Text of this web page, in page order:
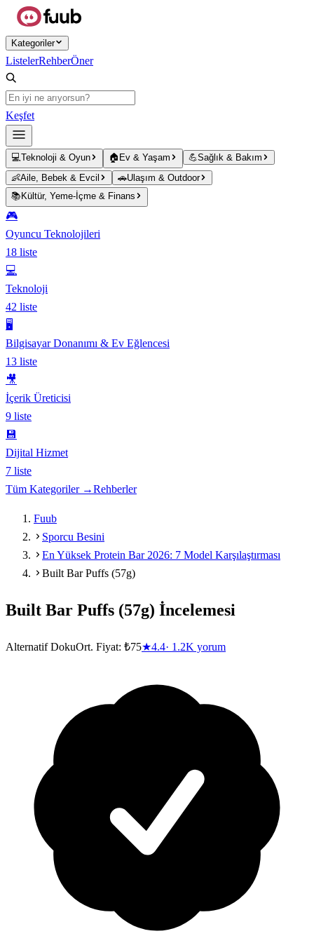
Ana içeriğe atla
Kategoriler
ListelerRehberÖner
Keşfet
💻Teknoloji & Oyun 🏠 Ev & Yaşam 💪Sağlık & Bakım
👶Aile, Bebek & Evcil 🚗Ulaşım & Outdoor
📚 Kültür, Yeme-İçme & Finans
🎮
Oyuncu Teknolojileri
18 liste
💻
Teknoloji
42 liste
🖥️
Bilgisayar Donanımı & Ev Eğlencesi
13 liste
🎥
İçerik Üreticisi
9 liste
💾
Dijital Hizmet
7 liste
Tüm Kategoriler →Rehberler
Fuub
Sporcu Besini
En Yüksek Protein Bar 2026: 7 Model Karşılaştırması
Built Bar Puffs (57g)
Built Bar Puffs (57g) İncelemesi
Alternatif DokuOrt. Fiyat: ₺75★4.4· 1.2K yorum